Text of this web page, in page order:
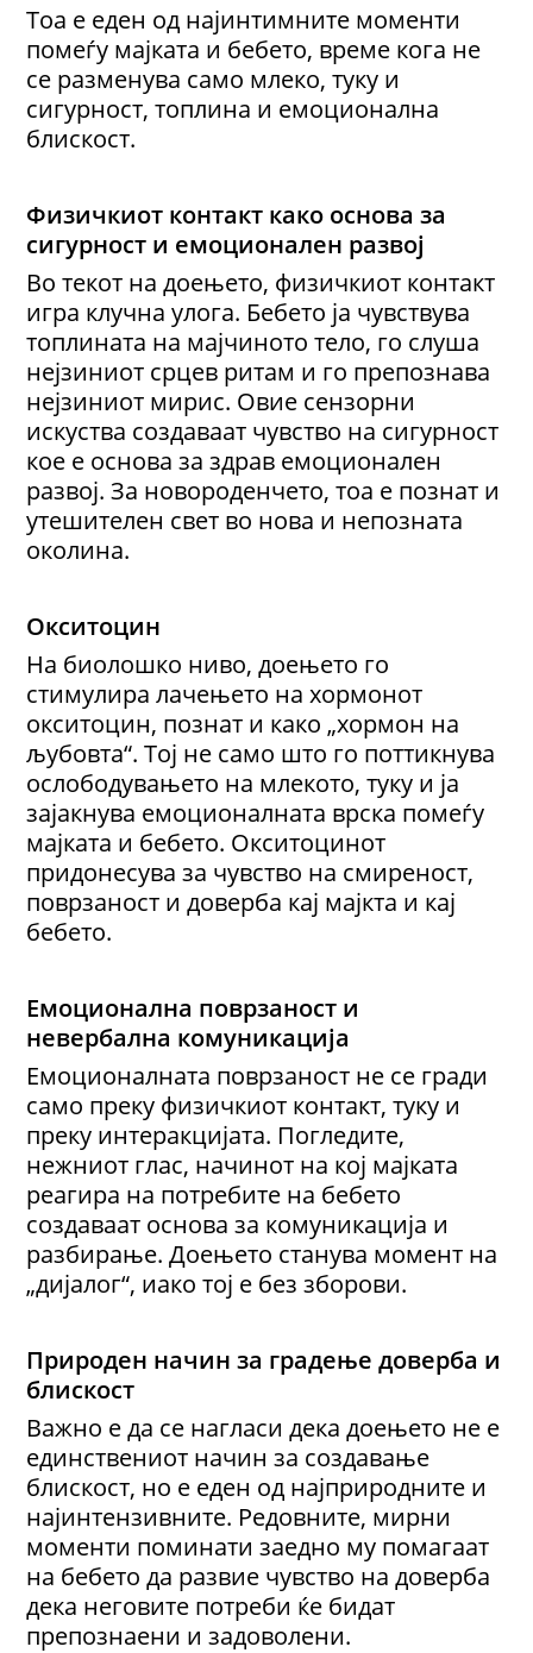
Тоа е еден од најинтимните моменти
помеѓу мајката и бебето, време кога не
се разменува само млеко, туку и
сигурност, топлина и емоционална
блискост.
Физичкиот контакт како основа за
сигурност и емоционален развој
Во текот на доењето, физичкиот контакт
игра клучна улога. Бебето ја чувствува
топлината на мајчиното тело, го слуша
нејзиниот срцев ритам и го препознава
нејзиниот мирис. Овие сензорни
искуства создаваат чувство на сигурност
кое е основа за здрав емоционален
развој. За новороденчето, тоа е познат и
утешителен свет во нова и непозната
околина.
Окситоцин
На биолошко ниво, доењето го
стимулира лачењето на хормонот
окситоцин, познат и како „хормон на
љубовта“. Тој не само што го поттикнува
ослободувањето на млекото, туку и ја
зајакнува емоционалната врска помеѓу
мајката и бебето. Окситоцинот
придонесува за чувство на смиреност,
поврзаност и доверба кај мајкта и кај
бебето.
Емоционална поврзаност и
невербална комуникација
Емоционалната поврзаност не се гради
само преку физичкиот контакт, туку и
преку интеракцијата. Погледите,
нежниот глас, начинот на кој мајката
реагира на потребите на бебето
создаваат основа за комуникација и
разбирање. Доењето станува момент на
„дијалог“, иако тој е без зборови.
Природен начин за градење доверба и
блискост
Важно е да се нагласи дека доењето не е
единствениот начин за создавање
блискост, но е еден од најприродните и
најинтензивните. Редовните, мирни
моменти поминати заедно му помагаат
на бебето да развие чувство на доверба
дека неговите потреби ќе бидат
препознаени и задоволени.